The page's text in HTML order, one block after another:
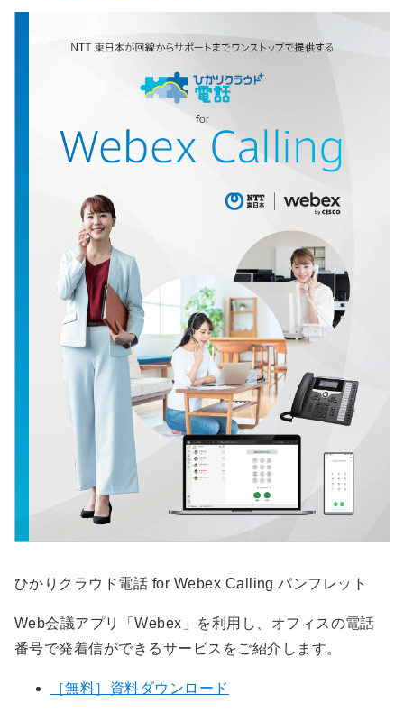
ひかりクラウド電話 for Webex Calling パンフレット
Web会議アプリ「Webex」を利用し、オフィスの電話
番号で発着信ができるサービスをご紹介します。
［無料］資料ダウンロード